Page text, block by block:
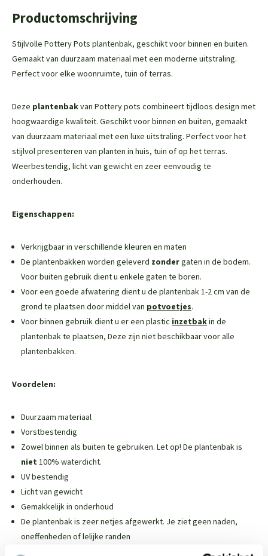
Productomschrijving
Stijlvolle Pottery Pots plantenbak, geschikt voor binnen en buiten.
Gemaakt van duurzaam materiaal met een moderne uitstraling.
Perfect voor elke woonruimte, tuin of terras.
Deze plantenbakvan Pottery pots combineert tijdloos design met
hoogwaardige kwaliteit. Geschikt voor binnen en buiten, gemaakt
van duurzaam materiaal met een luxe uitstraling. Perfect voor het
stijlvol presenteren van planten in huis, tuin of op het terras.
Weerbestendig, licht van gewicht en zeer eenvoudig te
onderhouden.
Eigenschappen:
Verkrijgbaar in verschillende kleuren en maten
De plantenbakken worden geleverd zondergaten in de bodem.
Voor buiten gebruik dient u enkele gaten te boren.
Voor een goede afwatering dient u de plantenbak 1-2 cm van de
grond te plaatsen door middel van potvoetjes.
Voor binnen gebruik dient u er een plastic inzetbakin de
plantenbak te plaatsen, Deze zijn niet beschikbaar voor alle
plantenbakken.
Voordelen:
Duurzaam materiaal
Vorstbestendig
Zowel binnen als buiten te gebruiken. Let op! De plantenbak is
niet 100% waterdicht.
UV bestendig
Licht van gewicht
Gemakkelijk in onderhoud
De plantenbak is zeer netjes afgewerkt. Je ziet geen naden,
oneffenheden of lelijke randen